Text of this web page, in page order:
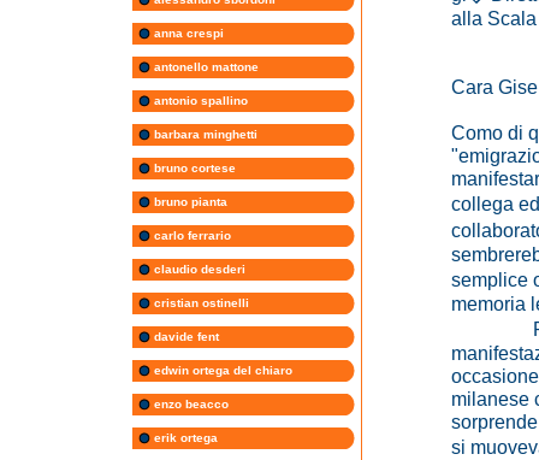
anna crespi
antonello mattone
antonio spallino
barbara minghetti
bruno cortese
bruno pianta
carlo ferrario
claudio desderi
cristian ostinelli
davide fent
edwin ortega del chiaro
enzo beacco
erik ortega
alla Scala
Cara
Como di
collega
semplice
memoria
milanese
si